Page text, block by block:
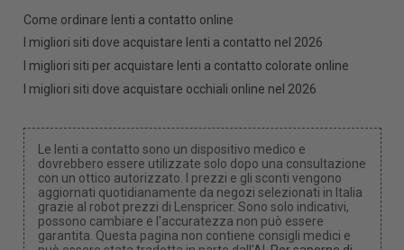
Come ordinare lenti a contatto online
I migliori siti dove acquistare lenti a contatto nel 2026
I migliori siti per acquistare lenti a contatto colorate online
I migliori siti dove acquistare occhiali online nel 2026
Le lenti a contatto sono un dispositivo medico e
dovrebbero essere utilizzate solo dopo una consultazione
con un ottico autorizzato. I prezzi e gli sconti vengono
aggiornati quotidianamente da negozi selezionati in Italia
grazie al robot prezzi di Lenspricer. Sono solo indicativi,
possono cambiare e l'accuratezza non può essere
garantita. Questa pagina non contiene consigli medici e